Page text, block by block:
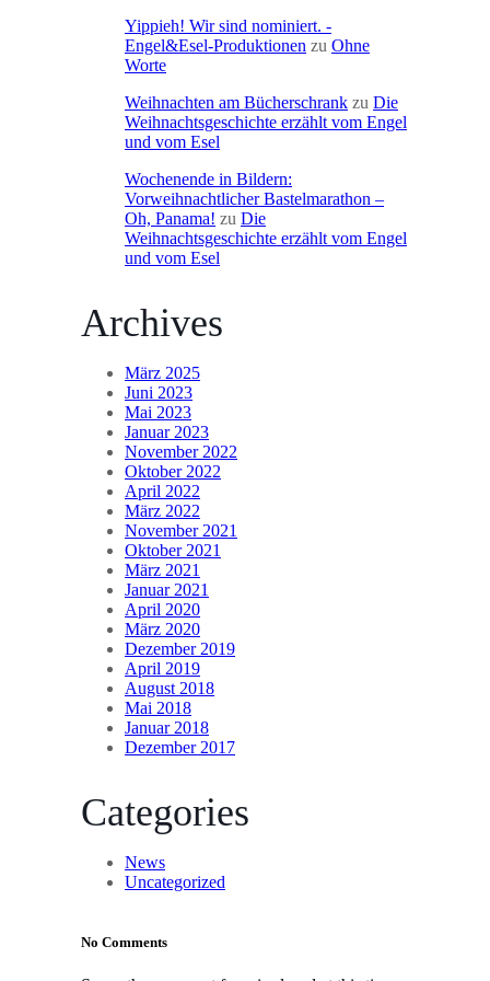
Yippieh! Wir sind nominiert. -
Engel&Esel-Produktionen zu Ohne
Worte
Weihnachten am Bücherschrank zu Die
Weihnachtsgeschichte erzählt vom Engel
und vom Esel
Wochenende in Bildern:
Vorweihnachtlicher Bastelmarathon –
Oh, Panama! zu Die
Weihnachtsgeschichte erzählt vom Engel
und vom Esel
Archives
März 2025
Juni 2023
Mai 2023
Januar 2023
November 2022
Oktober 2022
April 2022
März 2022
November 2021
Oktober 2021
März 2021
Januar 2021
April 2020
März 2020
Dezember 2019
April 2019
August 2018
Mai 2018
Januar 2018
Dezember 2017
Categories
News
Uncategorized
No Comments